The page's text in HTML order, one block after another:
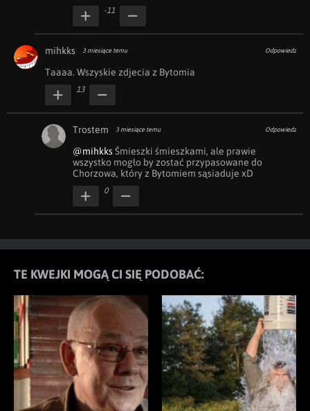
-11
mihkks 3 miesiące temu Odpowiedz
Taaaa. Wszyskie zdjecia z Bytomia
13
Trostem 3 miesiące temu Odpowiedz
@mihkks Śmieszki śmieszkami, ale prawie
wszystko mogło by zostać przypasowane do
Chorzowa, który z Bytomiem sąsiaduje xD
0
TE KWEJKI MOGĄ CI SIĘ PODOBAĆ: